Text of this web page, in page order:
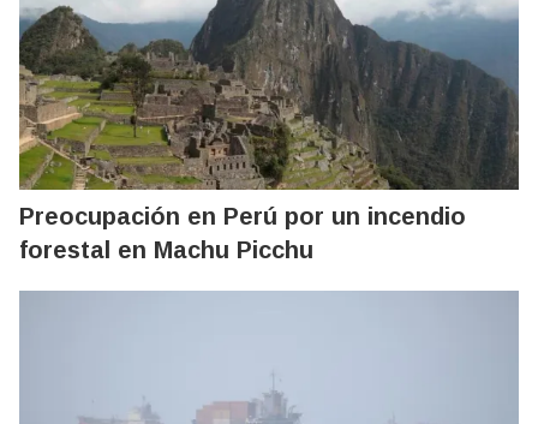
Preocupación en Perú por un incendio
forestal en Machu Picchu